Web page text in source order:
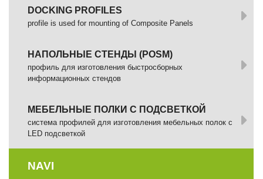
DOCKING PROFILES
profile is used for mounting of Composite Panels
НАПОЛЬНЫЕ СТЕНДЫ (POSM)
профиль для изготовления быстросборных
информационных стендов
МЕБЕЛЬНЫЕ ПОЛКИ С ПОДСВЕТКОЙ
cистема профилей для изготовления мебельных полок с
LED подсветкой
NAVI